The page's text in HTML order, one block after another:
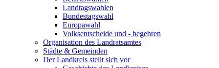
Landtagswahlen
Bundestagswahl
Europawahl
Volksentscheide und - begehren
Organisation des Landratsamtes
Städte & Gemeinden
Der Landkreis stellt sich vor